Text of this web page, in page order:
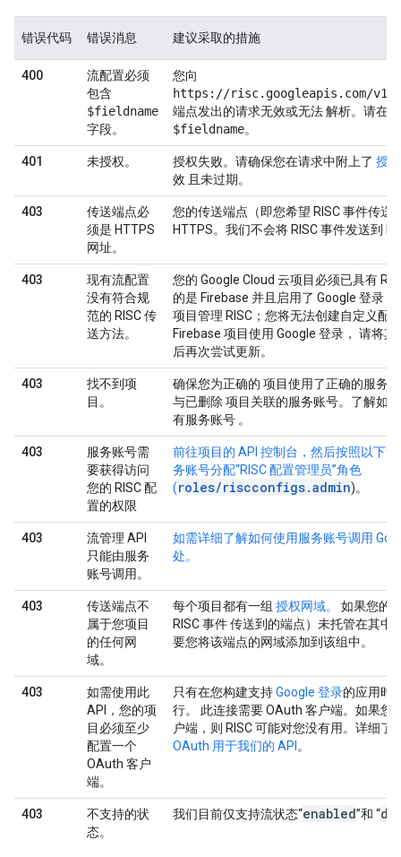
错误代码 错误消息 建议采取的措施
400
流配置必须
包含
$fieldname
字段。
您向
https://risc.googleapis.com/
端点发出的请求无效或无法 解析。请在
$fieldname。
401 未授权。 授权失败。请确保您在请求中附上了 授
效 且未过期。
403
传送端点必
须是 HTTPS
网址。
您的传送端点（即您希望 RISC 事件传送
HTTPS。我们不会将 RISC 事件发送到
403
现有流配置
没有符合规
范的 RISC 传
送方法。
您的 Google Cloud 云项目必须已具有
的是 Firebase 并且启用了 Google 登录
项目管理 RISC；您将无法创建自定义配
Firebase 项目使用 Google 登录， 请将
后再次尝试更新。
403
找不到项
目。
确保您为正确的 项目使用了正确的服务
与已删除 项目关联的服务账号。了解如
有服务账号 。
403
服务账号需
要获得访问
您的 RISC 配
置的权限
前往项目的 API 控制台，然后按照以下
务账号分配“RISC 配置管理员”角色
(roles/riscconfigs.admin)。
403
流管理 API
只能由服务
账号调用。
如需详细了解如何使用服务账号调用
处。
403
传送端点不
属于您项目
的任何网
域。
每个项目都有一组 授权网域。
如果您的
RISC 事件 传送到的端点）未托管在其中
要您将该端点的网域添加到该组中。
403
如需使用此
API，您的项
目必须至少
配置一个
OAuth 客户
端。
只有在您构建支持Google 登录的应用时
行。 此连接需要 OAuth 客户端。如果您
户端，则 RISC 可能对您没有用。详细了
OAuth 用于我们的 API 。
403
不支持的状
态。
我们目前仅支持流状态“enabled”和 “